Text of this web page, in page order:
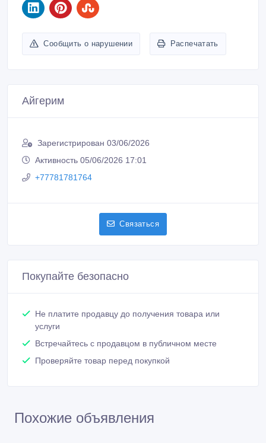
Сообщить о нарушении Распечатать
Айгерим
Зарегистрирован 03/06/2026
Активность 05/06/2026 17:01
+77781781764
Связаться
Покупайте безопасно
Не платите продавцу до получения товара или
услуги
Встречайтесь с продавцом в публичном месте
Проверяйте товар перед покупкой
Похожие объявления